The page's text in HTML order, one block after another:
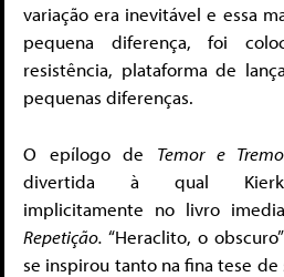
variação era inevitável e essa
pequena diferença, foi
resistência, plataforma de
pequenas diferenças.
O epílogo de Temor e
divertida à qual
implicitamente no livro
Repetição. “Heraclito, o
se inspirou tanto na fina tese